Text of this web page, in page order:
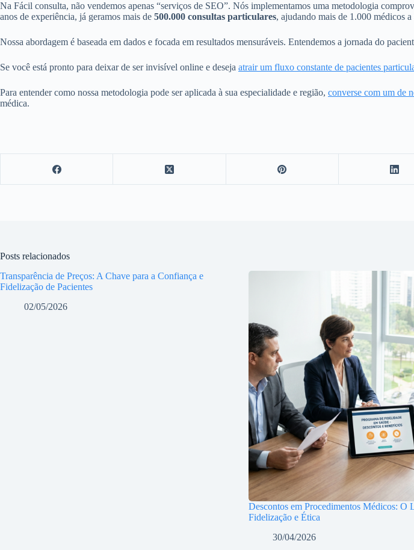
Na Fácil consulta, não vendemos apenas “serviços de SEO”. Nós implementamos uma metodologia
anos de experiência, já geramos mais de 500.000 consultas particulares, ajudando mais de 1.000 médicos
Nossa abordagem é baseada em dados e focada em resultados mensuráveis. Entendemos a jornada do
Se você está pronto para deixar de ser invisível online e deseja atrair um fluxo constante de pacientes
Para entender como nossa metodologia pode ser aplicada à sua especialidade e região, converse com um de
médica.
Posts relacionados
Transparência de Preços: A Chave para a Confiança e
Fidelização de Pacientes
02/05/2026
Descontos em Procedimentos Médicos: O
Fidelização e Ética
30/04/2026